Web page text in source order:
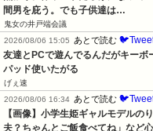
間男を庇う。でも子供達は…
鬼女の井戸端会議
2026/08/06 15:05
あとで読む
友達とPCで遊んでるんだがキーボ
パッド使いたがる
げぇ速
2026/08/06 16:34 あとで読む
【画像】小学生姫ギャルモデルの
夫？ちゃんとご飯食べてね」など